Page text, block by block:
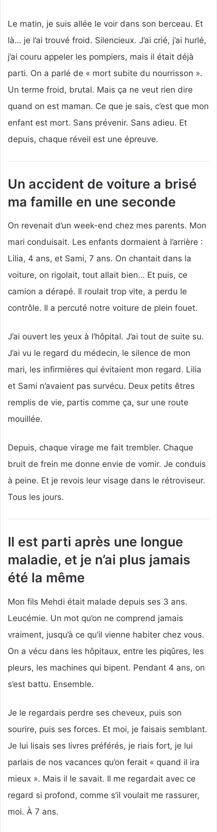
Le matin, je suis allée le voir dans son berceau. Et
là… je l’ai trouvé froid. Silencieux. J’ai crié, j’ai hurlé,
j’ai couru appeler les pompiers, mais il était déjà
parti. On a parlé de « mort subite du nourrisson ».
Un terme froid, brutal. Mais ça ne veut rien dire
quand on est maman. Ce que je sais, c’est que mon
enfant est mort. Sans prévenir. Sans adieu. Et
depuis, chaque réveil est une épreuve.
Un accident de voiture a brisé
ma famille en une seconde
On revenait d’un week-end chez mes parents. Mon
mari conduisait. Les enfants dormaient à l’arrière :
Lilia, 4 ans, et Sami, 7 ans. On chantait dans la
voiture, on rigolait, tout allait bien… Et puis, ce
camion a dérapé. Il roulait trop vite, a perdu le
contrôle. Il a percuté notre voiture de plein fouet.
J’ai ouvert les yeux à l’hôpital. J’ai tout de suite su.
J’ai vu le regard du médecin, le silence de mon
mari, les infirmières qui évitaient mon regard. Lilia
et Sami n’avaient pas survécu. Deux petits êtres
remplis de vie, partis comme ça, sur une route
mouillée.
Depuis, chaque virage me fait trembler. Chaque
bruit de frein me donne envie de vomir. Je conduis
à peine. Et je revois leur visage dans le rétroviseur.
Tous les jours.
Il est parti après une longue
maladie, et je n’ai plus jamais
été la même
Mon fils Mehdi était malade depuis ses 3 ans.
Leucémie. Un mot qu’on ne comprend jamais
vraiment, jusqu’à ce qu’il vienne habiter chez vous.
On a vécu dans les hôpitaux, entre les piqûres, les
pleurs, les machines qui bipent. Pendant 4 ans, on
s’est battu. Ensemble.
Je le regardais perdre ses cheveux, puis son
sourire, puis ses forces. Et moi, je faisais semblant.
Je lui lisais ses livres préférés, je riais fort, je lui
parlais de nos vacances qu’on ferait « quand il ira
mieux ». Mais il le savait. Il me regardait avec ce
regard si profond, comme s’il voulait me rassurer,
moi. À 7 ans.